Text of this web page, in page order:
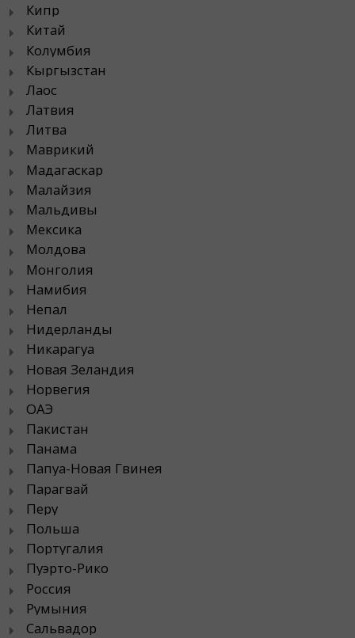
Кипр
Китай
Колумбия
Кыргызстан
Лаос
Латвия
Литва
Маврикий
Мадагаскар
Малайзия
Мальдивы
Мексика
Молдова
Монголия
Намибия
Непал
Нидерланды
Никарагуа
Новая Зеландия
Норвегия
ОАЭ
Пакистан
Панама
Папуа-Новая Гвинея
Парагвай
Перу
Польша
Португалия
Пуэрто-Рико
Россия
Румыния
Сальвадор